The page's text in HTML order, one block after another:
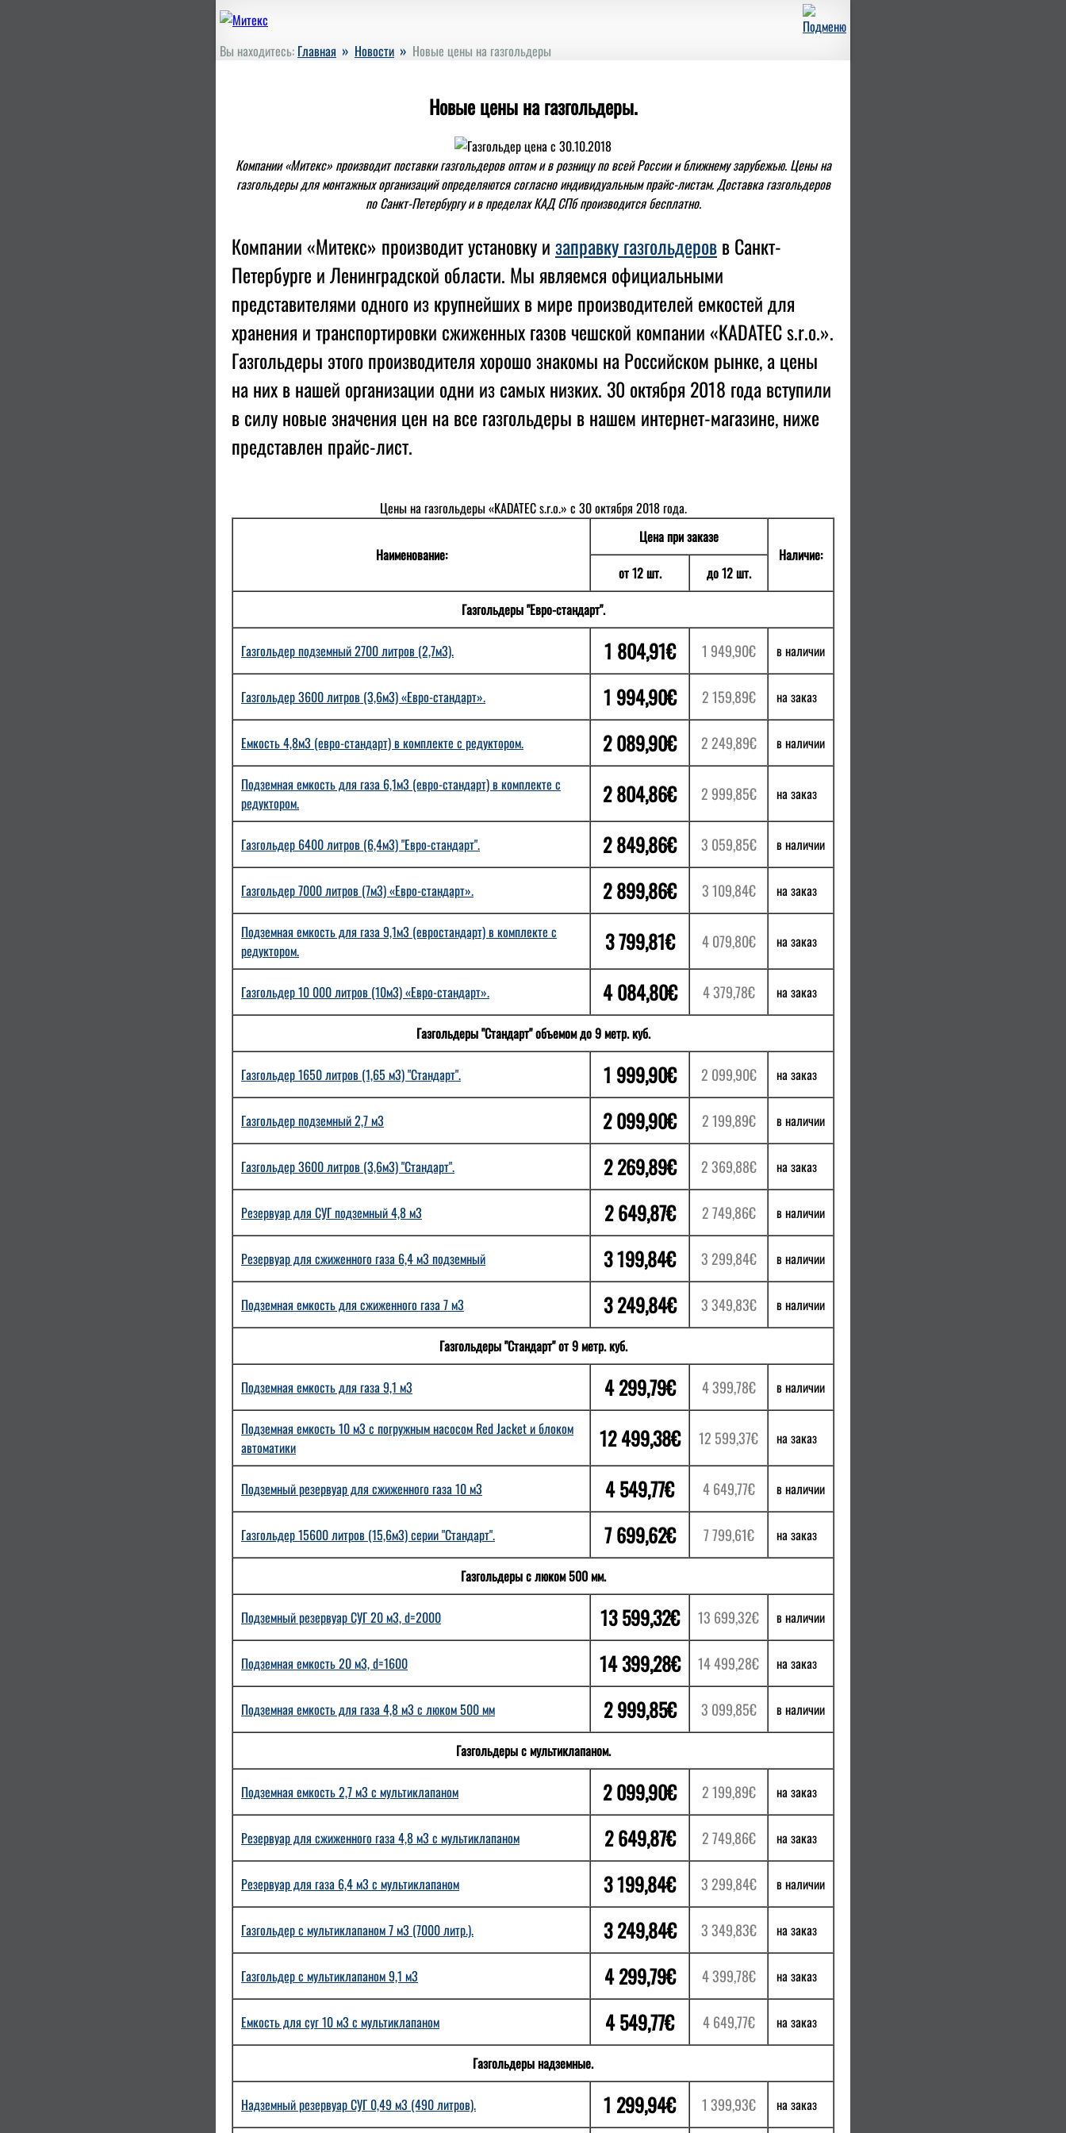
Вы находитесь: Главная » Новости » Новые цены на газгольдеры
Новые цены на газгольдеры.
Компании «Митекс» производит поставки газгольдеров оптом и в розницу по всей России и ближнему зарубежью. Цены на
газгольдеры для монтажных организаций определяются согласно индивидуальным прайс-листам. Доставка газгольдеров
по Санкт-Петербургу и в пределах КАД СПб производится бесплатно.
Компании «Митекс» производит установку изаправку газгольдеровв Санкт-
Петербурге и Ленинградской области. Мы являемся официальными
представителями одного из крупнейших в мире производителей емкостей для
хранения и транспортировки сжиженных газов чешской компании «KADATEC s.r.o.».
Газгольдеры этого производителя хорошо знакомы на Российском рынке, а цены
на них в нашей организации одни из самых низких. 30 октября 2018 года вступили
в силу новые значения цен на все газгольдеры в нашем интернет-магазине, ниже
представлен прайс-лист.
Цены на газгольдеры «KADATEC s.r.o.» c 30 октября 2018 года.
Наименование:
Цена при заказе
Наличие:
от 12 шт.
до 12 шт.
Газгольдеры "Евро-стандарт".
Газгольдер подземный 2700 литров (2,7м3). 1 804,91€ 1 949,90€ в наличии
Газгольдер 3600 литров (3,6м3) «Евро-стандарт». 1 994,90€ 2 159,89€ на заказ
Емкость 4,8м3 (евро-стандарт) в комплекте с редуктором. 2 089,90€ 2 249,89€ в наличии
Подземная емкость для газа 6,1м3 (евро-стандарт) в комплекте с
редуктором.
2 804,86€ 2 999,85€ на заказ
Газгольдер 6400 литров (6,4м3) "Евро-стандарт". 2 849,86€ 3 059,85€ в наличии
Газгольдер 7000 литров (7м3) «Евро-стандарт». 2 899,86€ 3 109,84€ на заказ
Подземная емкость для газа 9,1м3 (евростандарт) в комплекте с
редуктором.
3 799,81€ 4 079,80€ на заказ
Газгольдер 10 000 литров (10м3) «Евро-стандарт». 4 084,80€ 4 379,78€ на заказ
Газгольдеры "Стандарт" объемом до 9 метр. куб.
Газгольдер 1650 литров (1,65 м3) "Стандарт". 1 999,90€ 2 099,90€ на заказ
Газгольдер подземный 2,7 м3 2 099,90€ 2 199,89€ в наличии
Газгольдер 3600 литров (3,6м3) "Стандарт". 2 269,89€ 2 369,88€ на заказ
Резервуар для СУГ подземный 4,8 м3 2 649,87€ 2 749,86€ в наличии
Резервуар для сжиженного газа 6,4 м3 подземный 3 199,84€ 3 299,84€ в наличии
Подземная емкость для сжиженного газа 7 м3 3 249,84€ 3 349,83€ в наличии
Газгольдеры "Стандарт" от 9 метр. куб.
Подземная емкость для газа 9,1 м3 4 299,79€ 4 399,78€ в наличии
Подземная емкость 10 м3 с погружным насосом Red Jacket и блоком
автоматики
12 499,38€ 12 599,37€ на заказ
Подземный резервуар для сжиженного газа 10 м3 4 549,77€ 4 649,77€ в наличии
Газгольдер 15600 литров (15,6м3) серии "Стандарт". 7 699,62€ 7 799,61€ на заказ
Газгольдеры с люком 500 мм.
Подземный резервуар СУГ 20 м3, d=2000 13 599,32€ 13 699,32€ в наличии
Подземная емкость 20 м3, d=1600 14 399,28€ 14 499,28€ на заказ
Подземная емкость для газа 4,8 м3 с люком 500 мм 2 999,85€ 3 099,85€ в наличии
Газгольдеры с мультиклапаном.
Подземная емкость 2,7 м3 с мультиклапаном 2 099,90€ 2 199,89€ на заказ
Резервуар для сжиженного газа 4,8 м3 с мультиклапаном 2 649,87€ 2 749,86€ на заказ
Резервуар для газа 6,4 м3 с мультиклапаном 3 199,84€ 3 299,84€ в наличии
Газгольдер с мультиклапаном 7 м3 (7000 литр.). 3 249,84€ 3 349,83€ на заказ
Газгольдер с мультиклапаном 9,1 м3 4 299,79€ 4 399,78€ на заказ
Емкость для суг 10 м3 с мультиклапаном 4 549,77€ 4 649,77€ на заказ
Газгольдеры надземные.
Надземный резервуар СУГ 0,49 м3 (490 литров). 1 299,94€ 1 399,93€ на заказ